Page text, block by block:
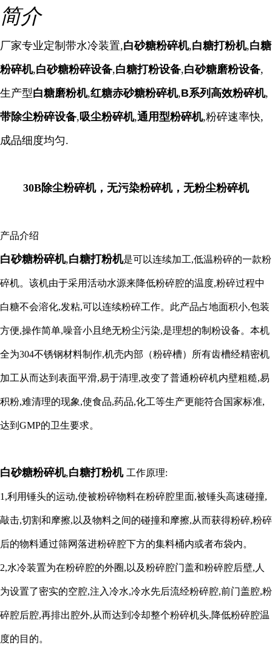
简介
厂家专业定制带水冷装置,白砂糖粉碎机,白糖打粉机,白糖
粉碎机,白砂糖粉碎设备,白糖打粉设备,白砂糖磨粉设备,
生产型白糖磨粉机,红糖赤砂糖粉碎机,B系列高效粉碎机,
带除尘粉碎设备,吸尘粉碎机,通用型粉碎机,粉碎速率快,
成品细度均匀.
30B除尘粉碎机，无污染粉碎机，无粉尘粉碎机
产品介绍
白砂糖粉碎机,白糖打粉机是可以连续加工,低温粉碎的一款粉
碎机。该机由于采用活动水源来降低粉碎腔的温度,粉碎过程中
白糖不会溶化,发粘,可以连续粉碎工作。此产品占地面积小,包装
方便,操作简单,噪音小且绝无粉尘污染,是理想的制粉设备。本机
全为304不锈钢材料制作,机壳内部（粉碎槽）所有齿槽经精密机
加工从而达到表面平滑,易于清理,改变了普通粉碎机内壁粗糙,易
积粉,难清理的现象,使食品,药品,化工等生产更能符合国家标准,
达到GMP的卫生要求。
白砂糖粉碎机,白糖打粉机 工作原理:
1,利用锤头的运动,使被粉碎物料在粉碎腔里面,被锤头高速碰撞,
敲击,切割和摩擦,以及物料之间的碰撞和摩擦,从而获得粉碎,粉碎
后的物料通过筛网落进粉碎腔下方的集料桶内或者布袋内。
2,水冷装置为在粉碎腔的外圈,以及粉碎腔门盖和粉碎腔后壁,人
为设置了密实的空腔,注入冷水,冷水先后流经粉碎腔,前门盖腔,粉
碎腔后腔,再排出腔外,从而达到冷却整个粉碎机头,降低粉碎腔温
度的目的。